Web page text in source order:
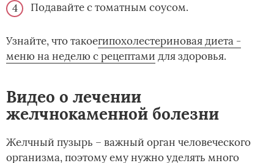
Подавайте с томатным соусом.
Узнайте, что такое­гипохолестериновая диета -
меню на неделю с рецептами для здоровья.
Видео о лечении
желчнокаменной болезни
Желчный пузырь – важный орган человеческого
организма, поэтому ему нужно уделять много